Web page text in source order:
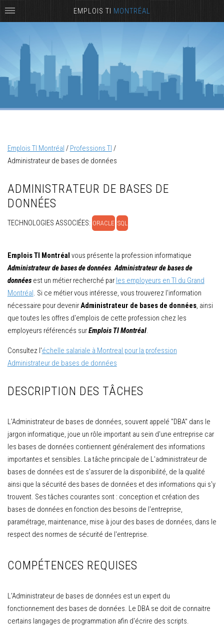
Emplois TI Montréal / Professions TI /
Administrateur de bases de données
ADMINISTRATEUR DE BASES DE
DONNÉES
TECHNOLOGIES ASSOCIÉES: ORACLE SQL
Emplois TI Montréal vous présente la profession informatique
Administrateur de bases de données.Administrateur de bases de
donnéesest un métier recherché parles employeurs en TI du Grand
Montréal. Si ce métier vous intéresse, vous trouverez l'information
nécessaire pour devenirAdministrateur de bases de données, ainsi
que toutes les offres d'emplois de cette profession chez les
employeurs référencés surEmplois TI Montréal.
Consultez l'échelle salariale à Montreal pour la profession
Administrateur de bases de données
DESCRIPTION DES TÂCHES
L'Administrateur de bases de données, souvent appelé "DBA" dans le
jargon informatique, joue un rôle important au sein d'une entreprise car
les bases de données contiennent généralement des informations
importantes et sensibles. La tâche principale de L'administrateur de
bases de données est de s'assurer de la disponibilité, de la qualité
ainsi que la sécurité des bases de données et des informations qui s'y
trouvent. Ses tâches courantes sont : conception et création des
bases de données en fonction des besoins de l'entreprise,
paramétrage, maintenance, mise à jour des bases de données, dans le
respect des normes de sécurité de l'entreprise.
COMPÉTENCES REQUISES
L'Administrateur de bases de données est un expert du
fonctionnement des bases de données. Le DBA se doit de connaitre
certains langages de programmation afin d'écrire des scripts.
EMPLOIS TI MONTRÉAL